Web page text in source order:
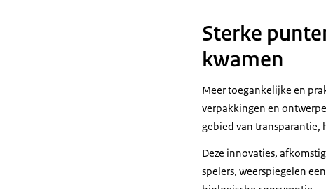
Sterke
kwamen
Meer toegankelijke en
verpakkingen en
gebied van transparantie,
Deze innovaties,
spelers, weerspiegelen